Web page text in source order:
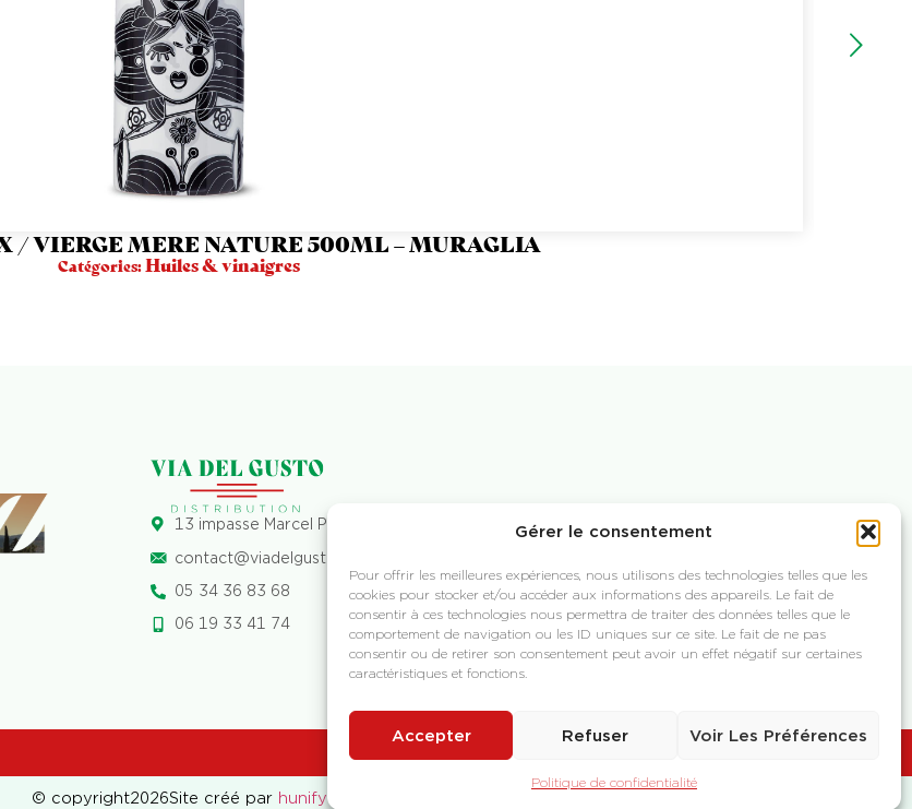
Gérer le consentement
Pour offrir les meilleures expériences, nous utilisons des technologies telles que les
cookies pour stocker et/ou accéder aux informations des appareils. Le fait de
consentir à ces technologies nous permettra de traiter des données telles que le
comportement de navigation ou les ID uniques sur ce site. Le fait de ne pas
consentir ou de retirer son consentement peut avoir un effet négatif sur certaines
caractéristiques et fonctions.
Accepter Refuser Voir Les Préférences
Politique de confidentialité
/ VIERGE MERE NATURE 500ML – MURAGLIA
Catégories:Huiles & vinaigres
13 impasse Marcel Paul, ZI de Pahin, 31170 Tournefeuille
contact@viadelgusto-distribution.com
05 34 36 83 68
06 19 33 41 74
Téléchargez
© copyright2026Site créé par hunify